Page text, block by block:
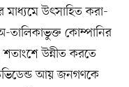
উৎসাহিত করা-
তালিকাভুক্ত কোম্পানির
উন্নীত করতে
আয় জনগণকে